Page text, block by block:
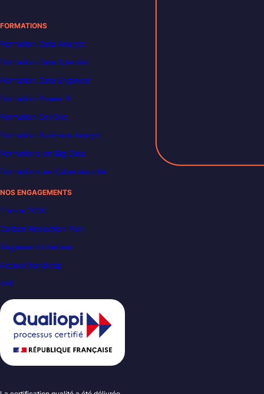
FORMATIONS
Formation Data Analyst
Formation Data Scientist
Formation Data Engineer
Formation Power BI
Formation DevOps
Formation Business Analyst
Formations en Big Data
Formations en Cybersécurité
NOS ENGAGEMENTS
France 2030
Carbon Reduction Plan
Règlement intérieur
Accueil handicap
VAE